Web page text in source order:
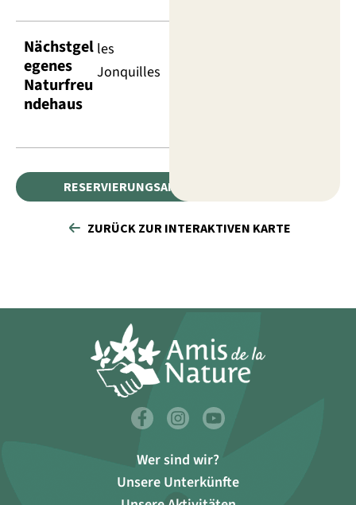
Nächstgel
egenes
Naturfreu
ndehaus
les
Jonquilles
RESERVIERUNGSANFRAGE
ZURÜCK ZUR INTERAKTIVEN KARTE
Wer sind wir?
Unsere Unterkünfte